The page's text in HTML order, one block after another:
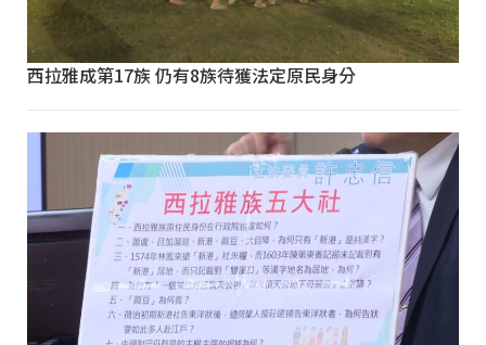
西拉雅成第17族 仍有8族待獲法定原民身分